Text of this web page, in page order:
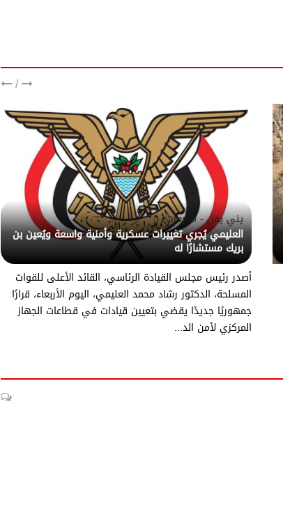
/
يني يمن - متابعات
العليمي يُجري تغييرات عسكرية وأمنية واسعة ويُعين بن
بريك مستشارًا له
أصدر رئيس مجلس القيادة الرئاسي، القائد الأعلى للقوات
المسلحة، الدكتور رشاد محمد العليمي، اليوم الأربعاء، قرارًا
جمهوريًا جديدًا يقضي بتعيين قيادات في قطاعات الجهاز
المركزي لأمن الد...